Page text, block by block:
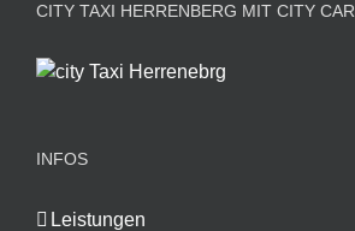
CITY TAXI HERRENBERG MIT CITY CAR
INFOS
Leistungen